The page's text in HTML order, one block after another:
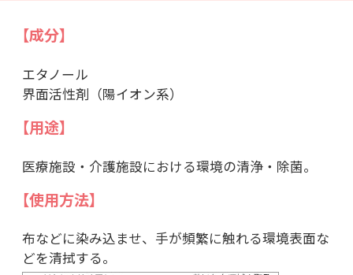
【成分】
エタノール
界面活性剤（陽イオン系）
【用途】
医療施設・介護施設における環境の清浄・除菌。
【使用方法】
布などに染み込ませ、手が頻繁に触れる環境表面な
どを清拭する。